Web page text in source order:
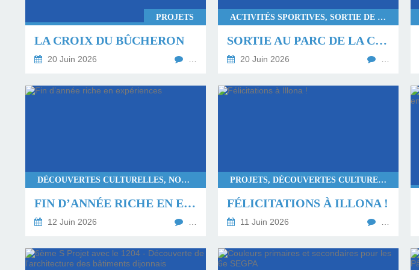
PROJETS
LA CROIX DU BÛCHERON
20 Juin 2026
ACTIVITÉS SPORTIVES, SORTIE DE COHÉSION
SORTIE AU PARC DE LA COLOMBIÈRE
20 Juin 2026
DÉCOUVERTES CULTURELLES, NOTRE SEGPA, PROJETS, RENCONTRES
FIN D’ANNÉE RICHE EN EXPÉRIENCES
12 Juin 2026
PROJETS, DÉCOUVERTES CULTURELLES
FÉLICITATIONS À ILLONA !
11 Juin 2026